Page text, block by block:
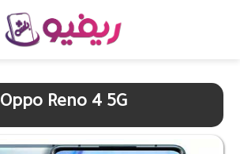
Oppo Reno 4 5G